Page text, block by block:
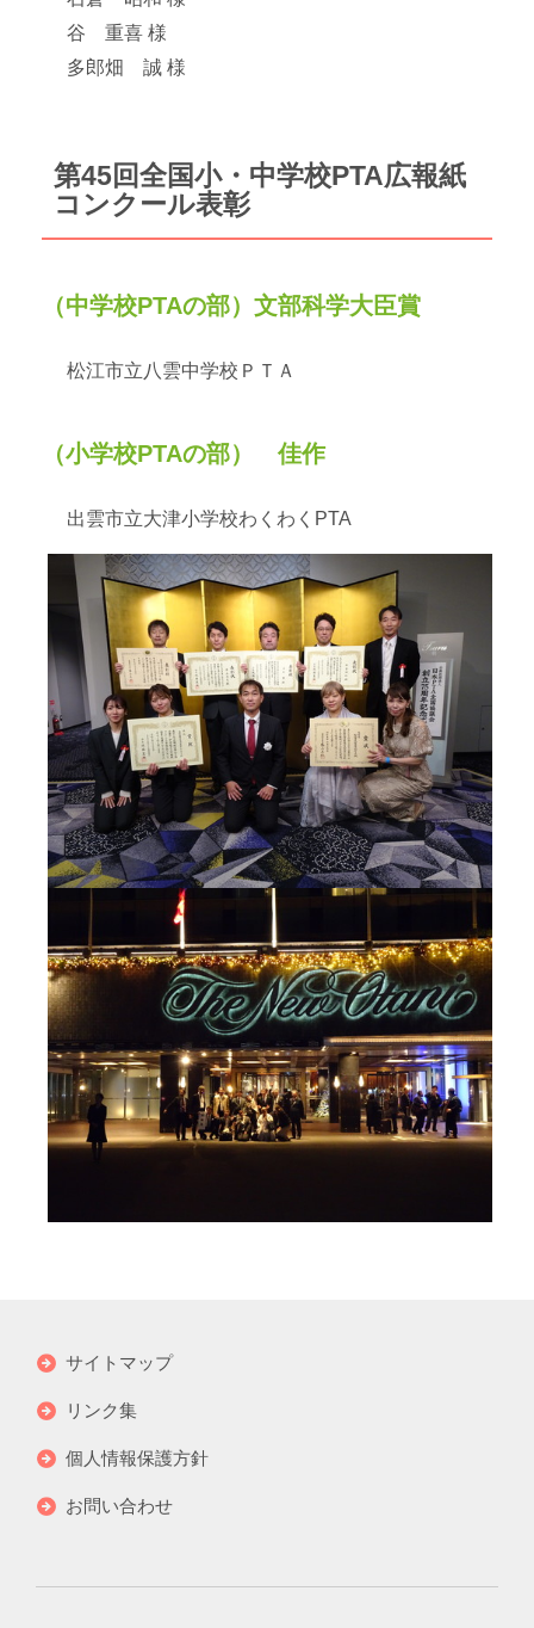
谷 重喜 様
多郎畑 誠 様
第45回全国小・中学校PTA広報紙
コンクール表彰
（中学校PTAの部）文部科学大臣賞
松江市立八雲中学校ＰＴＡ
（小学校PTAの部） 佳作
出雲市立大津小学校わくわくPTA
サイトマップ
リンク集
個人情報保護方針
お問い合わせ